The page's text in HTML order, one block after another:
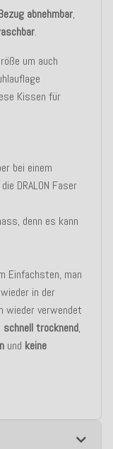
abnehmbar,
.
um auch
Kissen für
bei einem
DRALON Faser
denn es kann
Einfachsten, man
in der
wieder verwendet
schnell trocknend,
und keine